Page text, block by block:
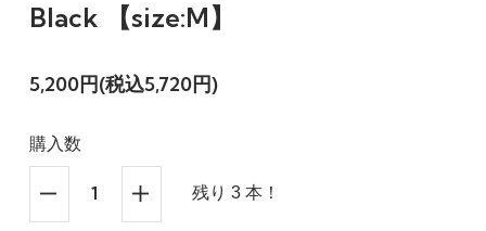
Black 【size:M】
5,200円(税込5,720円)
購入数
残り 3 本！